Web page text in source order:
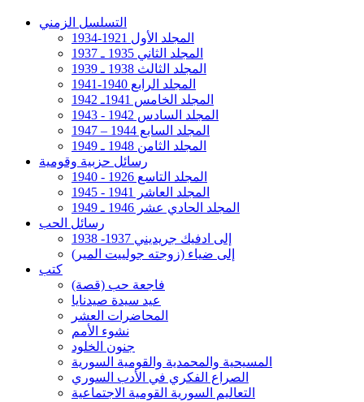
التسلسل الزمني
المجلد الأول 1921-1934
المجلد الثاني 1935 ـ 1937
المجلد الثالث 1938 ـ 1939
المجلد الرابع 1940-1941
المجلد الخامس 1941ـ 1942
المجلد السادس 1942 - 1943
المجلد السابع 1944 – 1947
المجلد الثامن 1948 ـ 1949
رسائل حزبية وقومية
المجلد التاسع 1926 - 1940
المجلد العاشر 1941 - 1945
المجلد الحادي عشر 1946 ـ 1949
رسائل الحب
إلى ادفيك جريديني 1937- 1938
إلى ضياء (زوجته جولييت المير)
كتب
فاجعة حب (قصة)
عيد سيدة صيدنايا
المحاضرات العشر
نشوء الأمم
جنون الخلود
المسيحية والمحمدية والقومية السورية
الصراع الفكري في الأدب السوري
التعاليم السورية القومية الاجتماعية